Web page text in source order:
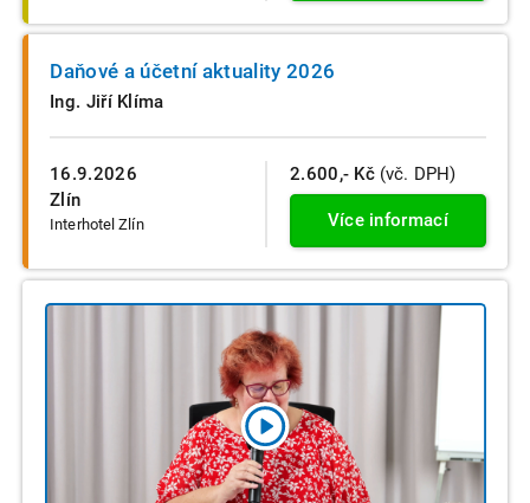
16.9.2026
Zlín
Interhotel Zlín
Daňové a účetní aktuality 2026
Ing. Jiří Klíma
2.600,- Kč (vč. DPH)
Více informací